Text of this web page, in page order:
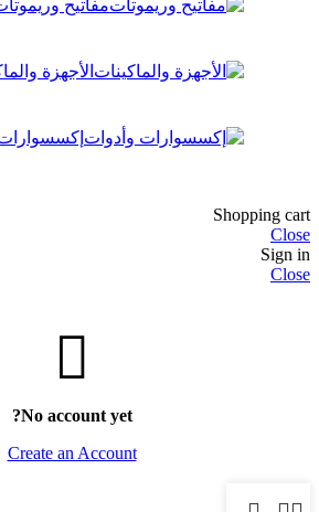
مفاتيح
الأجهزة
Shopping cart
Close
Sign in
Close
No account yet?
Create an Account